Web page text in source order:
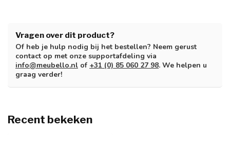
Vragen over dit product?
Of heb je hulp nodig bij het bestellen? Neem gerust
contact op met onze supportafdeling via
info@meubello.nl of +31 (0) 85 060 27 98. We helpen u
graag verder!
Recent bekeken